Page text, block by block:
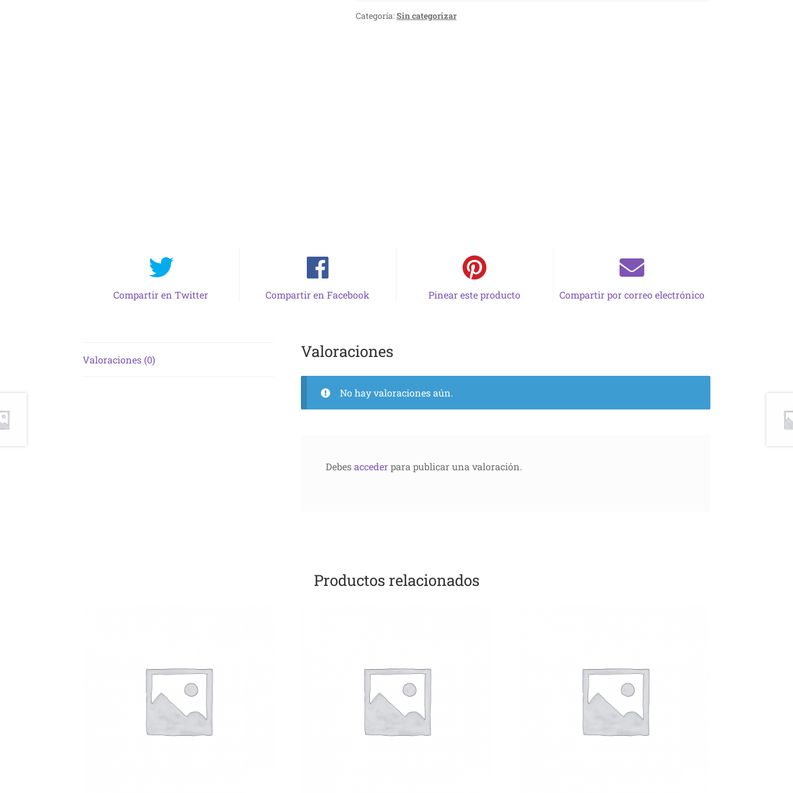
Categoría:Sin categorizar
Compartir en Twitter Compartir en Facebook Pinear este producto Compartir por correo electrónico
Valoraciones (0) Valoraciones
No hay valoraciones aún.
Debesaccederpara publicar una valoración.
Productos relacionados